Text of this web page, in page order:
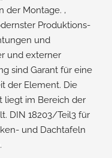
der Montage. ‚
Produktions-
und
und externer
sind Garant für eine
der Element. Die
liegt im Bereich der
DIN 18203/Teil3 für
und Dachtafeln